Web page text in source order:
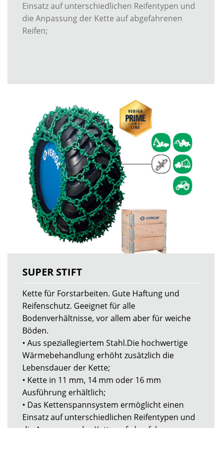
Einsatz auf unterschiedlichen Reifentypen und
die Anpassung der Kette auf abgefahrenen
Reifen;
SUPER STIFT
Kette für Forstarbeiten. Gute Haftung und
Reifenschutz. Geeignet für alle
Bodenverhältnisse, vor allem aber für weiche
Böden.
• Aus speziallegiertem Stahl.Die hochwertige
Wärmebehandlung erhöht zusätzlich die
Lebensdauer der Kette;
• Kette in 11 mm, 14 mm oder 16 mm
Ausführung erhältlich;
• Das Kettenspannsystem ermöglicht einen
Einsatz auf unterschiedlichen Reifentypen und
die Anpassung der Kette auf abgefahrenen